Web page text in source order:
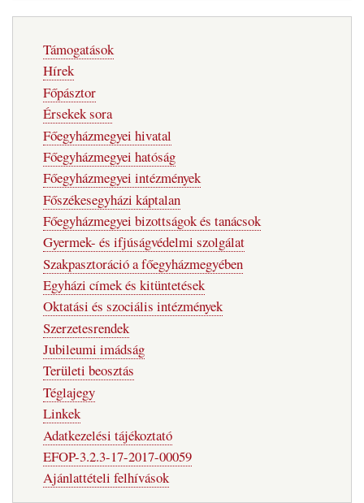
navigáció
Támogatások
Hírek
Főpásztor
Érsekek sora
Főegyházmegyei hivatal
Főegyházmegyei hatóság
Főegyházmegyei intézmények
Főszékesegyházi káptalan
Főegyházmegyei bizottságok és tanácsok
Gyermek- és ifjúságvédelmi szolgálat
Szakpasztoráció a főegyházmegyében
Egyházi címek és kitüntetések
Oktatási és szociális intézmények
Szerzetesrendek
Jubileumi imádság
Területi beosztás
Téglajegy
Linkek
Adatkezelési tájékoztató
EFOP-3.2.3-17-2017-00059
Ajánlattételi felhívások